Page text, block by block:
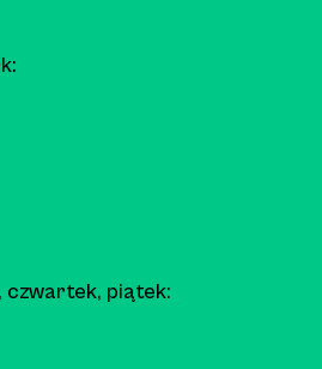
czwartek, piątek: